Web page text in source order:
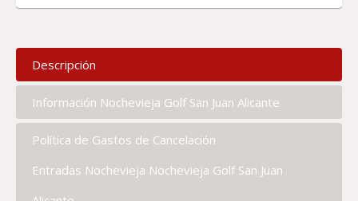
Descripción
Información Nochevieja Golf San Juan Alicante
Política de Gastos de Cancelación
Entradas Nochevieja Nochevieja Golf San Juan